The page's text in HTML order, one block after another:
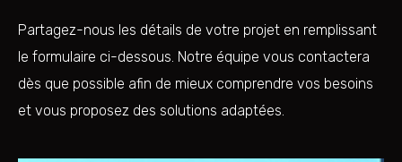
Partagez-nous les détails de votre projet en remplissant
le formulaire ci-dessous. Notre équipe vous contactera
dès que possible afin de mieux comprendre vos besoins
et vous proposez des solutions adaptées.